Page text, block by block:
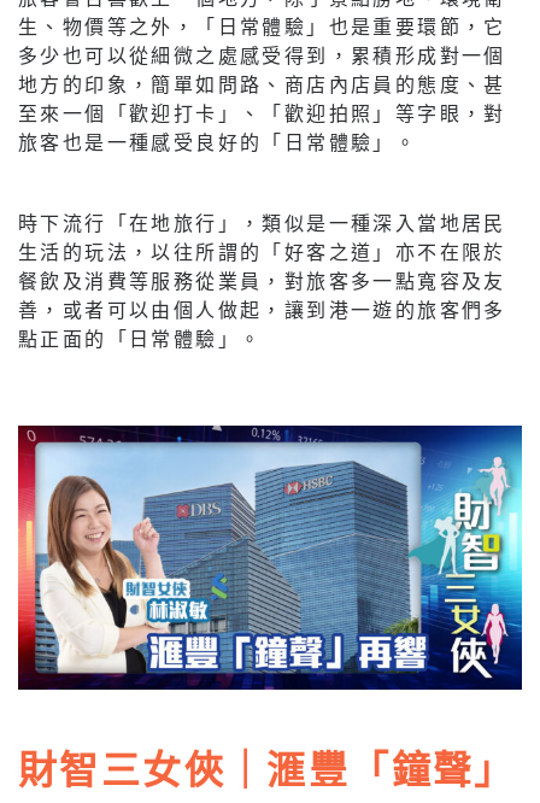
生、物價等之外，「日常體驗」也是重要環節，它
多少也可以從細微之處感受得到，累積形成對一個
地方的印象，簡單如問路、商店內店員的態度、甚
至來一個「歡迎打卡」、「歡迎拍照」等字眼，對
旅客也是一種感受良好的「日常體驗」。
時下流行「在地旅行」，類似是一種深入當地居民
生活的玩法，以往所謂的「好客之道」亦不在限於
餐飲及消費等服務從業員，對旅客多一點寬容及友
善，或者可以由個人做起，讓到港一遊的旅客們多
點正面的「日常體驗」。
財智三女俠｜滙豐「鐘聲」